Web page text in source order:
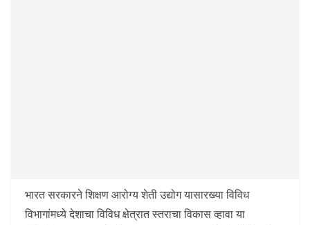
भारत सरकारने शिक्षण आरोग्य शेती उद्योग यासारख्या विविध
विभागांमध्ये देशाचा विविध क्षेत्रात स्तराचा विकास व्हावा या